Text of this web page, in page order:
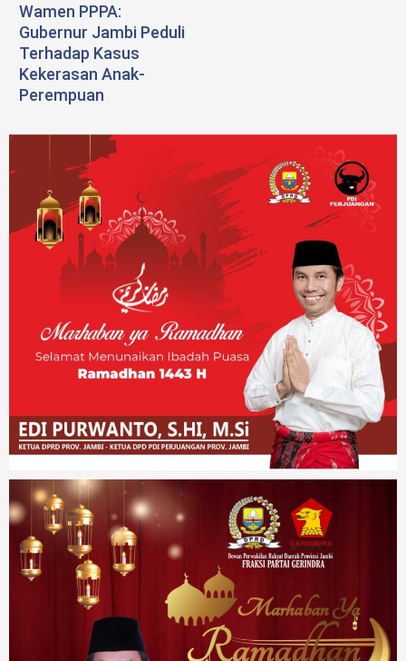
Wamen PPPA:
Gubernur Jambi Peduli
Terhadap Kasus
Kekerasan Anak-
Perempuan